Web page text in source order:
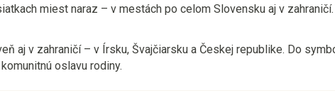
miest naraz – v mestách po celom Slovensku aj v
aj v zahraničí – v Írsku, Švajčiarsku a Českej republike. Do
oslavu rodiny.